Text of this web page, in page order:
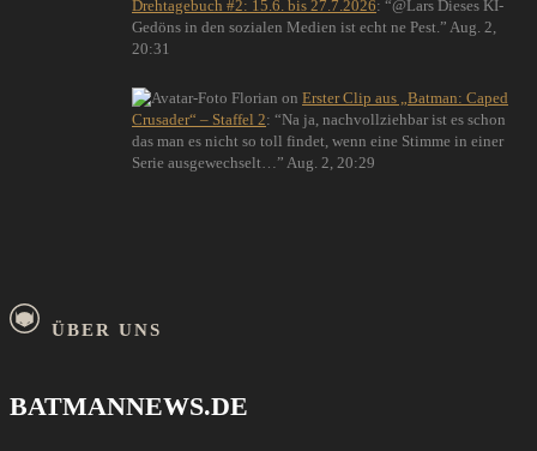
Drehtagebuch #2: 15.6. bis 27.7.2026: “@Lars Dieses KI-
Gedöns in den sozialen Medien ist echt ne Pest. ” Aug. 2,
20:31
Florian on Erster Clip aus „Batman: Caped
Crusader“ – Staffel 2: “Na ja, nachvollziehbar ist es schon
das man es nicht so toll findet, wenn eine Stimme in einer
Serie ausgewechselt… ” Aug. 2, 20:29
ÜBER UNS
BATMANNEWS.DE